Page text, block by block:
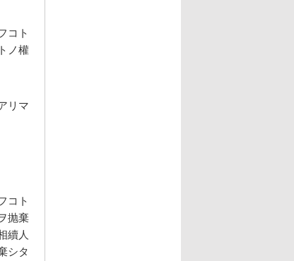
コト
ノ權
リマ
コト
抛棄
續人
シタ